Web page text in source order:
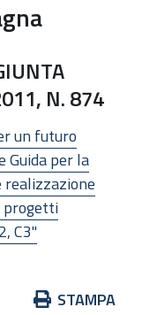
N. 874
un futuro
Guida per la
realizzazione
C3"
STAMPA